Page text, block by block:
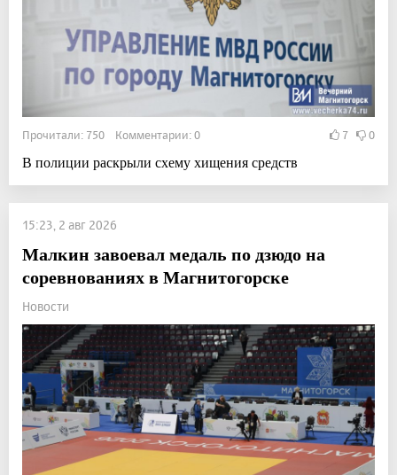
Прочитали: 750 Комментарии: 0 7 0
В полиции раскрыли схему хищения средств
15:23, 2 авг 2026
Малкин завоевал медаль по дзюдо на
соревнованиях в Магнитогорске
Новости